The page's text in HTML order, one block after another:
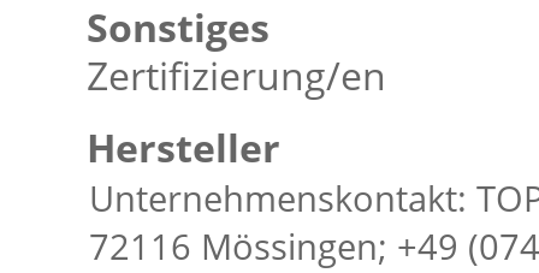
Sonstiges
Zertifizierung/en
Hersteller
Unternehmenskontakt:
72116 Mössingen; +49